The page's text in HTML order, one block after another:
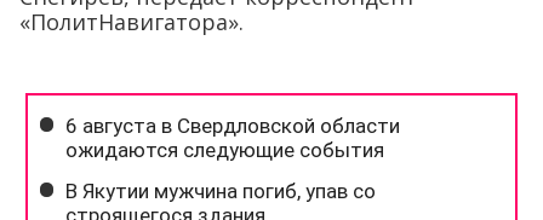
«ПолитНавигатора».